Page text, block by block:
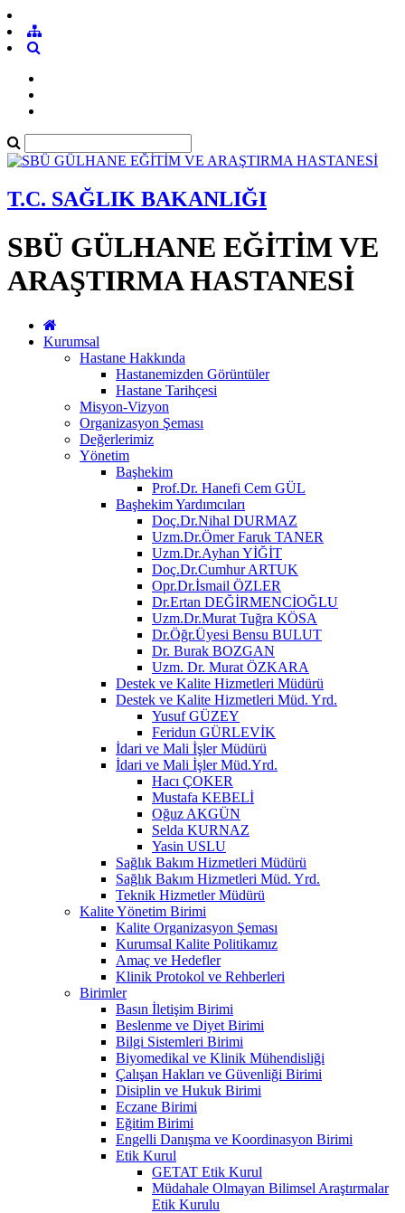
T.C. SAĞLIK BAKANLIĞI
SBÜ GÜLHANE EĞİTİM VE
ARAŞTIRMA HASTANESİ
Kurumsal
Hastane Hakkında
Hastanemizden Görüntüler
Hastane Tarihçesi
Misyon-Vizyon
Organizasyon Şeması
Değerlerimiz
Yönetim
Başhekim
Prof.Dr. Hanefi Cem GÜL
Başhekim Yardımcıları
Doç.Dr.Nihal DURMAZ
Uzm.Dr.Ömer Faruk TANER
Uzm.Dr.Ayhan YİĞİT
Doç.Dr.Cumhur ARTUK
Opr.Dr.İsmail ÖZLER
Dr.Ertan DEĞİRMENCİOĞLU
Uzm.Dr.Murat Tuğra KÖSA
Dr.Öğr.Üyesi Bensu BULUT
Dr. Burak BOZGAN
Uzm. Dr. Murat ÖZKARA
Destek ve Kalite Hizmetleri Müdürü
Destek ve Kalite Hizmetleri Müd. Yrd.
Yusuf GÜZEY
Feridun GÜRLEVİK
İdari ve Mali İşler Müdürü
İdari ve Mali İşler Müd.Yrd.
Hacı ÇOKER
Mustafa KEBELİ
Oğuz AKGÜN
Selda KURNAZ
Yasin USLU
Sağlık Bakım Hizmetleri Müdürü
Sağlık Bakım Hizmetleri Müd. Yrd.
Teknik Hizmetler Müdürü
Kalite Yönetim Birimi
Kalite Organizasyon Şeması
Kurumsal Kalite Politikamız
Amaç ve Hedefler
Klinik Protokol ve Rehberleri
Birimler
Basın İletişim Birimi
Beslenme ve Diyet Birimi
Bilgi Sistemleri Birimi
Biyomedikal ve Klinik Mühendisliği
Çalışan Hakları ve Güvenliği Birimi
Disiplin ve Hukuk Birimi
Eczane Birimi
Eğitim Birimi
Engelli Danışma ve Koordinasyon Birimi
Etik Kurul
GETAT Etik Kurul
Müdahale Olmayan Bilimsel Araştırmalar
Etik Kurulu